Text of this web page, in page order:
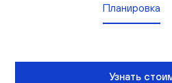
Планировка
Узнать